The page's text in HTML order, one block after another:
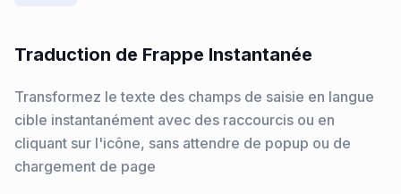
Traduction de Frappe Instantanée
Transformez le texte des champs de saisie en langue
cible instantanément avec des raccourcis ou en
cliquant sur l'icône, sans attendre de popup ou de
chargement de page